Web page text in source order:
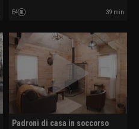
E4 39 min
Padroni di casa in soccorso